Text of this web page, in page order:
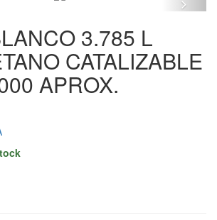
3.785 L
CATALIZABLE
APROX.